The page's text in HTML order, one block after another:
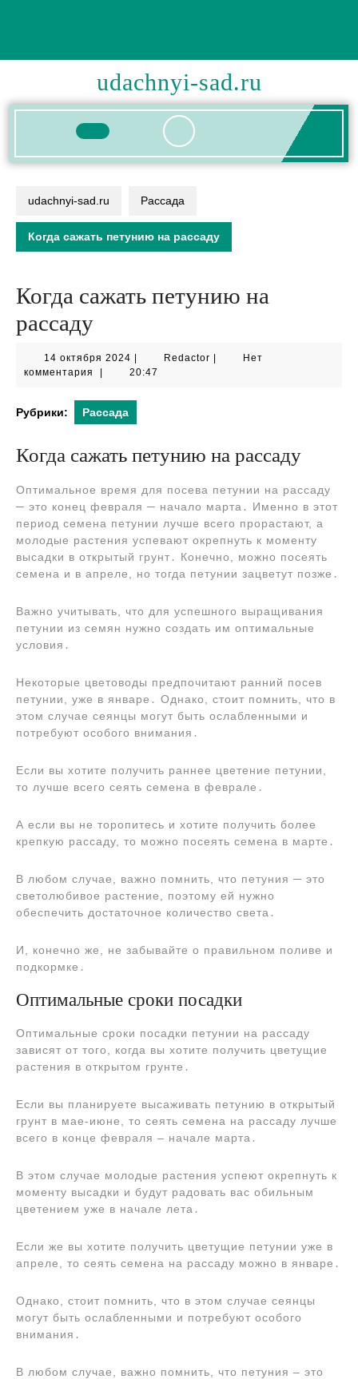
udachnyi-sad.ru
Кнопка
udachnyi-sad.ru Рассада
Когда сажать петунию на рассаду
Когда сажать петунию на
рассаду
14 октября 2024 14
октября
RedactorRedactor
Нет
комментария
20:47
Рубрики: Рассада
Когда сажать петунию на рассаду
Оптимальное время для посева петунии на рассаду
─ это конец февраля ─ начало марта․ Именно в этот
период семена петунии лучше всего прорастают, а
молодые растения успевают окрепнуть к моменту
высадки в открытый грунт․ Конечно, можно посеять
семена и в апреле, но тогда петунии зацветут позже․
Важно учитывать, что для успешного выращивания
петунии из семян нужно создать им оптимальные
условия․
Некоторые цветоводы предпочитают ранний посев
петунии, уже в январе․ Однако, стоит помнить, что в
этом случае сеянцы могут быть ослабленными и
потребуют особого внимания․
Если вы хотите получить раннее цветение петунии,
то лучше всего сеять семена в феврале․
А если вы не торопитесь и хотите получить более
крепкую рассаду, то можно посеять семена в марте․
В любом случае, важно помнить, что петуния ─ это
светолюбивое растение, поэтому ей нужно
обеспечить достаточное количество света․
И, конечно же, не забывайте о правильном поливе и
подкормке․
Оптимальные сроки посадки
Оптимальные сроки посадки петунии на рассаду
зависят от того, когда вы хотите получить цветущие
растения в открытом грунте․
Если вы планируете высаживать петунию в открытый
грунт в мае-июне, то сеять семена на рассаду лучше
всего в конце февраля ‒ начале марта․
В этом случае молодые растения успеют окрепнуть к
моменту высадки и будут радовать вас обильным
цветением уже в начале лета․
Если же вы хотите получить цветущие петунии уже в
апреле, то сеять семена на рассаду можно в январе․
Однако, стоит помнить, что в этом случае сеянцы
могут быть ослабленными и потребуют особого
внимания․
В любом случае, важно помнить, что петуния ‒ это